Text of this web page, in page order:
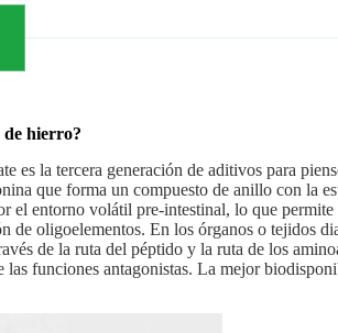
de hierro?
es la tercera generación de aditivos para
que forma un compuesto de anillo con la
el entorno volátil pre-intestinal, lo que
de oligoelementos. En los órganos o tejidos
de la ruta del péptido y la ruta de los
las funciones antagonistas. La mejor